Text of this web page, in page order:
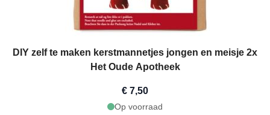
DIY zelf te maken kerstmannetjes jongen en meisje 2x
Het Oude Apotheek
€ 7,50
Op voorraad